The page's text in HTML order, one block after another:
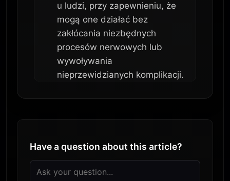
u ludzi, przy zapewnieniu, że
mogą one działać bez
zakłócania niezbędnych
procesów nerwowych lub
wywoływania
nieprzewidzianych komplikacji.
Have a question about this article?